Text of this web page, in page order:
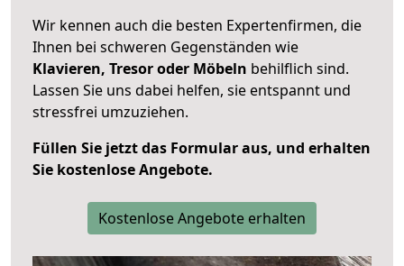
Wir kennen auch die besten Expertenfirmen, die
Ihnen bei schweren Gegenständen wie
Klavieren, Tresor oder Möbeln behilflich sind.
Lassen Sie uns dabei helfen, sie entspannt und
stressfrei umzuziehen.
Füllen Sie jetzt das Formular aus, und erhalten
Sie kostenlose Angebote.
Kostenlose Angebote erhalten